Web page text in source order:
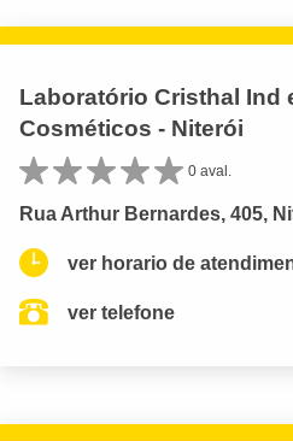
Laboratório Cristhal Ind
Cosméticos - Niterói
0 aval.
Rua Arthur Bernardes, 405,
ver horario de
ver telefone